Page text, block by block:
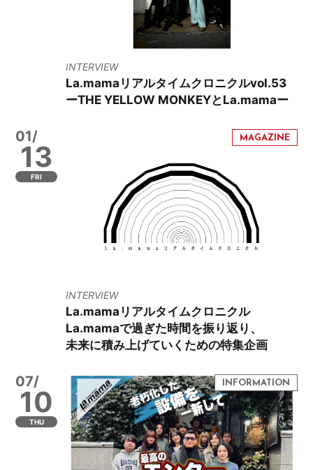
INTERVIEW
La.mamaリアルタイムクロニクルvol.53
ーTHE YELLOW MONKEYとLa.mamaー
01/
13
FRI
INTERVIEW
La.mamaリアルタイムクロニクル
La.mamaで過ぎた時間を振り返り、
未来に積み上げていくための特集企画
07/
10
THU